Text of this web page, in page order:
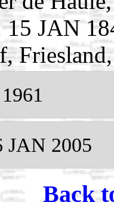
15 JAN
JAN 2005
Back